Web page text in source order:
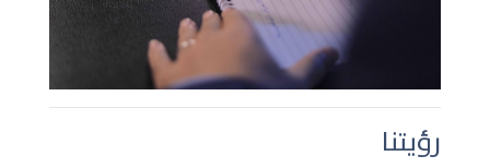
رؤيتنا